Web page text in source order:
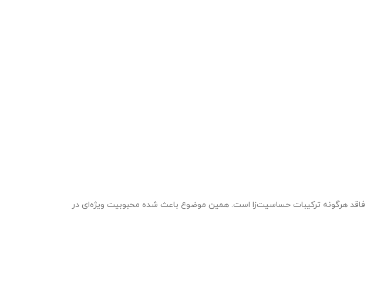
فاقد هرگونه ترکیبات حساسیت‌زا است. همین موضوع باعث شده محبوبیت ویژه‌ای در